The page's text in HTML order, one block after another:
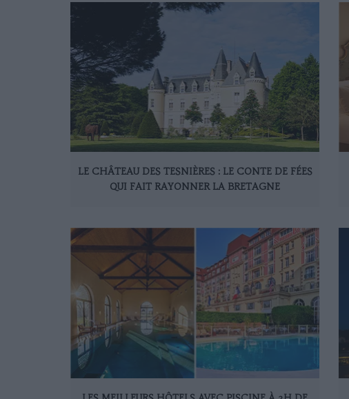
LE CHÂTEAU DES TESNIÈRES : LE CONTE DE FÉES
QUI FAIT RAYONNER LA BRETAGNE